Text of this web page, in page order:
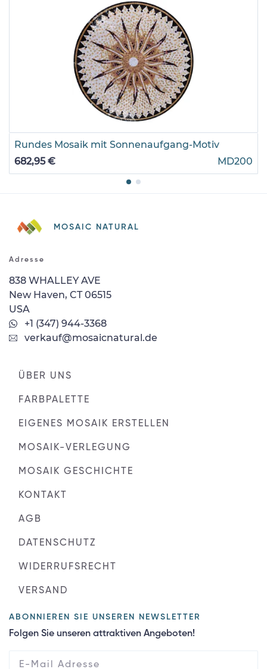
Rundes Mosaik mit Sonnenaufgang-Motiv
682,95 €
MD200
MOSAIC NATURAL
Adresse
838 WHALLEY AVE
New Haven, CT 06515
USA
+1 (347) 944-3368
verkauf@mosaicnatural.de
ÜBER UNS
FARBPALETTE
EIGENES MOSAIK ERSTELLEN
MOSAIK-VERLEGUNG
MOSAIK GESCHICHTE
KONTAKT
AGB
DATENSCHUTZ
WIDERRUFSRECHT
VERSAND
ABONNIEREN SIE UNSEREN NEWSLETTER
Folgen Sie unseren attraktiven Angeboten!